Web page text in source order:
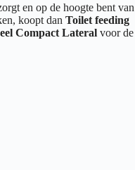
en op de hoogte bent van
koopt dan Toilet feeding
Compact Lateral voor de